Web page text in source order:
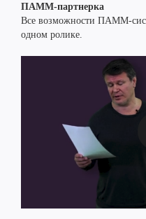
ПАММ-партнерка
Все возможности ПАММ-
одном ролике.